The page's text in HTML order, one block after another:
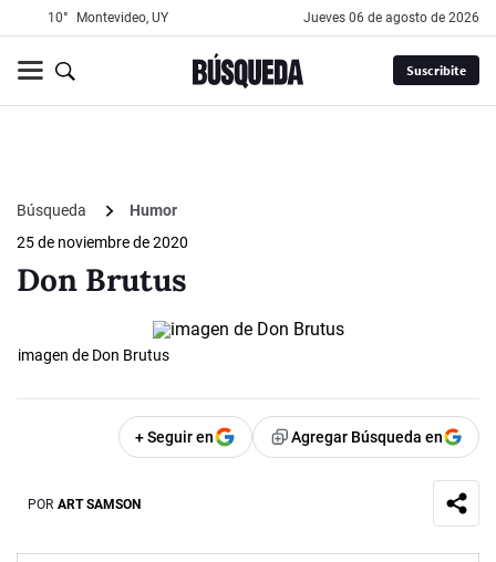
10° Montevideo, UY jueves 06 de agosto de 2026
Suscribite
Búsqueda
Humor
25 de noviembre de 2020
Don Brutus
imagen de Don Brutus
+ Seguir en Agregar Búsqueda en
POR ART SAMSON